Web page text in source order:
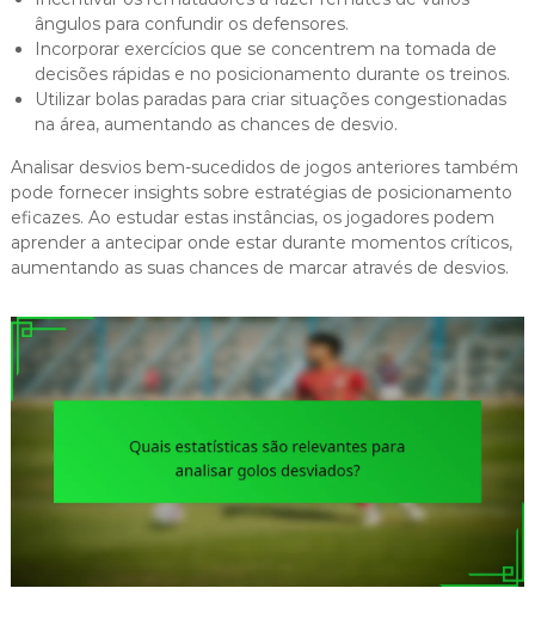
ângulos para confundir os defensores.
Incorporar exercícios que se concentrem na tomada de
decisões rápidas e no posicionamento durante os treinos.
Utilizar bolas paradas para criar situações congestionadas
na área, aumentando as chances de desvio.
Analisar desvios bem-sucedidos de jogos anteriores também
pode fornecer insights sobre estratégias de posicionamento
eficazes. Ao estudar estas instâncias, os jogadores podem
aprender a antecipar onde estar durante momentos críticos,
aumentando as suas chances de marcar através de desvios.